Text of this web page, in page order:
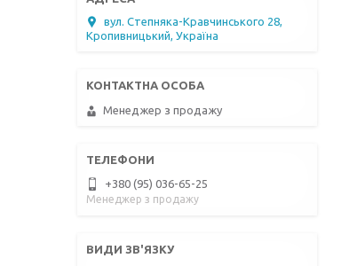
вул. Степняка-Кравчинського 28,
Кропивницький, Україна
Менеджер з продажу
+380 (95) 036-65-25
Менеджер з продажу